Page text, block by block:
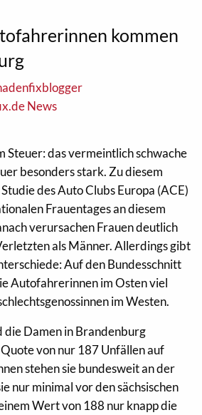
kommen
News
Steuer: das vermeintlich schwache
besonders stark. Zu diesem
des Auto Clubs Europa (ACE)
Frauentages an diesem
verursachen Frauen deutlich
als Männer. Allerdings gibt
Auf den Bundesschnitt
Autofahrerinnen im Osten viel
im Westen.
die Damen in Brandenburg
von nur 187 Unfällen auf
stehen sie bundesweit an der
nur minimal vor den sächsischen
Wert von 188 nur knapp die